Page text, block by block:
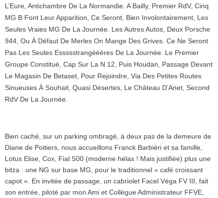
L’Eure, Antichambre De La Normandie. A Bailly, Premier RdV, Cinq
MG B Font Leur Apparition, Ce Seront, Bien Involontairement, Les
Seules Vraies MG De La Journée. Les Autres Autos, Deux Porsche
944, Ou À Défaut De Merles On Mange Des Grives. Ce Ne Seront
Pas Les Seules Essssstrangèèères De La Journée. Le Premier
Groupe Constitué, Cap Sur La N 12, Puis Houdan, Passage Devant
Le Magasin De Betaset, Pour Rejoindre, Via Des Petites Routes
Sinueuses À Souhait, Quasi Désertes, Le Château D’Anet, Second
RdV De La Journée.
Bien caché, sur un parking ombragé, à deux pas de la demeure de
Diane de Poitiers, nous accueillons Franck Barbiéri et sa famille,
Lotus Elise, Cox, Fiat 500 (moderne hélas ! Mais justifiée) plus une
bitza : une NG sur base MG, pour le traditionnel « café croissant
capot ». En invitée de passage, un cabriolet Facel Véga FV III, fait
son entrée, piloté par mon Ami et Collègue Administrateur FFVE,